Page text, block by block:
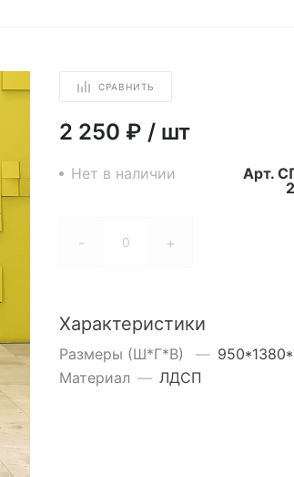
СРАВНИТЬ
2 250 ₽ / шт
Нет в наличии Арт.
- +
Характеристики
Размеры (Ш*Г*В) —
Материал — ЛДСП